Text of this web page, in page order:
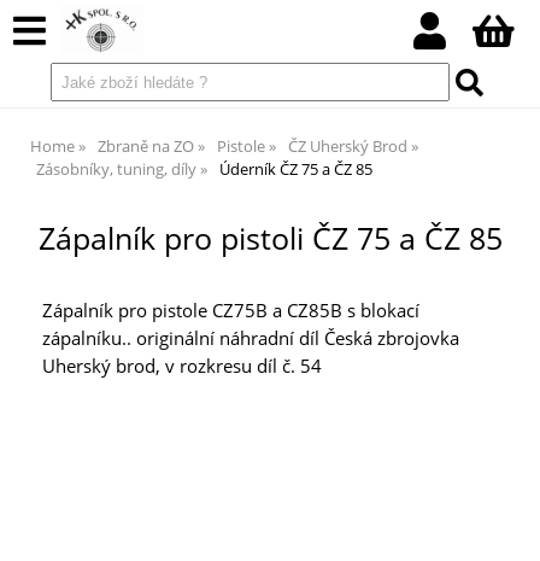
Home Zbraně na ZO Pistole
ČZ Uherský Brod
Zásobníky, tuning, díly
Úderník ČZ 75 a ČZ 85
Zápalník pro pistoli ČZ 75 a ČZ 85
Zápalník pro pistole CZ75B a CZ85B s blokací
zápalníku.. originální náhradní díl Česká zbrojovka
Uherský brod, v rozkresu díl č. 54